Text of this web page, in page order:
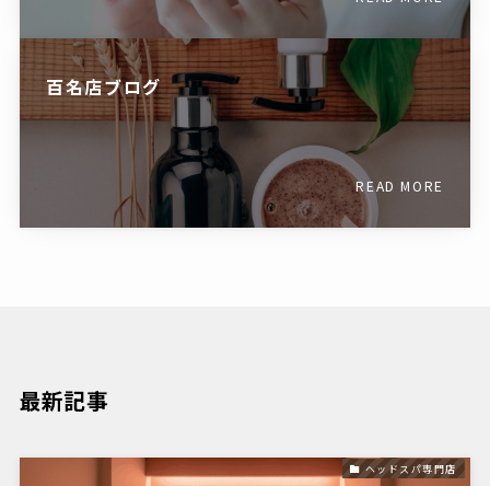
百名店ブログ
READ MORE
最新記事
ヘッドスパ専門店